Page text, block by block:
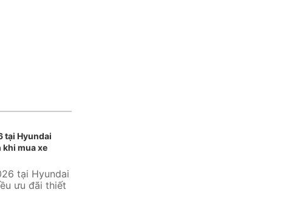
tại Hyundai
khi mua xe
tại Hyundai
ưu đãi thiết